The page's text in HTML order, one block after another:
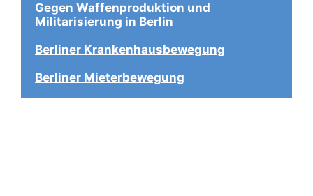
Gegen Waffenproduktion und
Militarisierung in Berlin
Berliner Krankenhausbewegung
Berliner Mieterbewegung